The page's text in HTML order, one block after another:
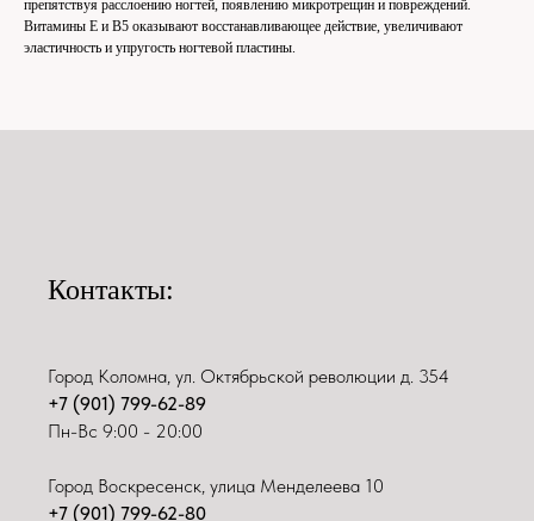
препятствуя расслоению ногтей, появлению микротрещин и повреждений.
Витамины Е и В5 оказывают восстанавливающее действие, увеличивают
эластичность и упругость ногтевой пластины.
Контакты:
Город Коломна, ул. Октябрьской революции д. 354
+7 (901) 799-62-89
Пн-Вс 9:00 - 20:00
Город Воскресенск, улица Менделеева 10
+7 (901) 799-62-80